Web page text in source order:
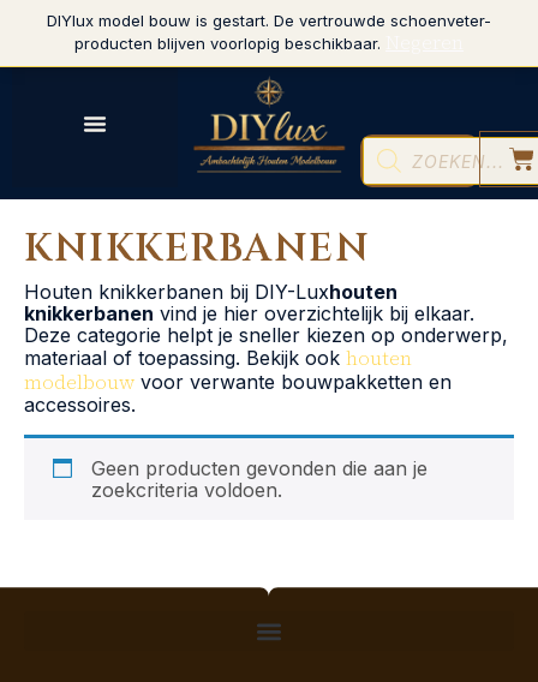
DIYlux model bouw is gestart. De vertrouwde schoenveter-
producten blijven voorlopig beschikbaar.
KNIKKERBANEN
Houten knikkerbanen bij DIY-Luxhouten
knikkerbanen vind je hier overzichtelijk bij elkaar.
Deze categorie helpt je sneller kiezen op onderwerp,
materiaal of toepassing. Bekijk ook houten
modelbouw voor verwante bouwpakketten en
accessoires.
Geen producten gevonden die aan je
zoekcriteria voldoen.